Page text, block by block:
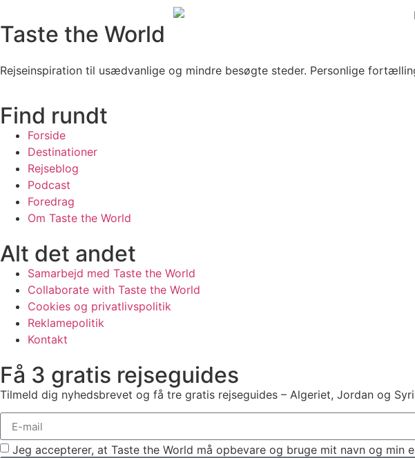
Taste the World
Rejseinspiration til usædvanlige og mindre besøgte steder. Personlige
Find rundt
Forside
Destinationer
Rejseblog
Podcast
Foredrag
Om Taste the World
Alt det andet
Samarbejd med Taste the World
Collaborate with Taste the World
Cookies og privatlivspolitik
Reklamepolitik
Kontakt
Få 3 gratis rejseguides
Tilmeld dig nyhedsbrevet og få tre gratis rejseguides – Algeriet, Jordan og
Jeg accepterer, at Taste the World må opbevare og bruge mit navn og